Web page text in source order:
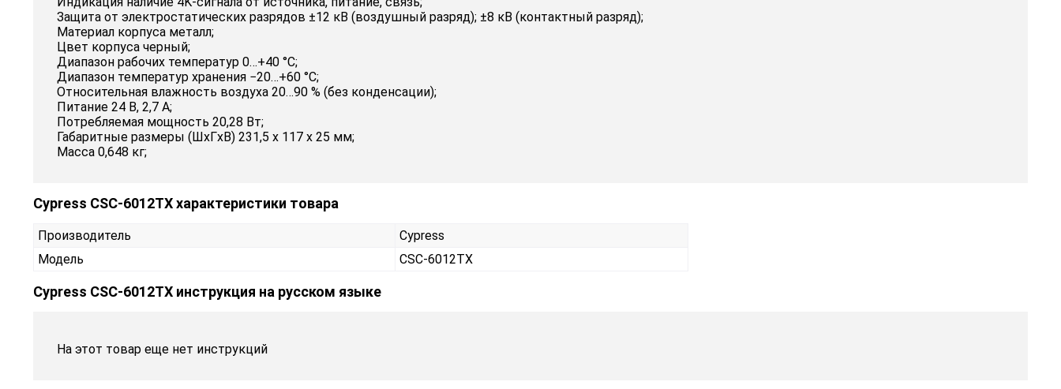
Защита от электростатических разрядов ±12 кВ (воздушный разряд); ±8 кВ (контактный разряд);
Материал корпуса металл;
Цвет корпуса черный;
Диапазон рабочих температур 0…+40 °C;
Диапазон температур хранения −20…+60 °C;
Относительная влажность воздуха 20…90 % (без конденсации);
Питание 24 В, 2,7 А;
Потребляемая мощность 20,28 Вт;
Габаритные размеры (ШxГxВ) 231,5 x 117 x 25 мм;
Масса 0,648 кг;
Cypress CSC-6012TX характеристики товара
Производитель
Cypress
Модель
CSC-6012TX
Cypress CSC-6012TX инструкция на русском языке
На этот товар еще нет инструкций